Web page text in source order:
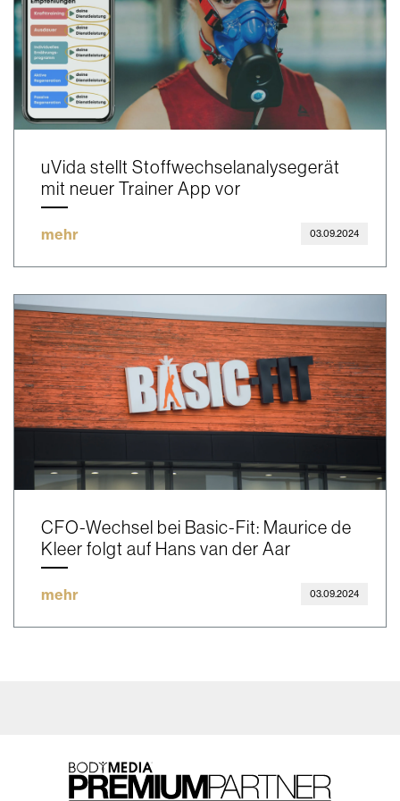
uVida stellt Stoffwechselanalysegerät
mit neuer Trainer App vor
mehr 03.09.2024
CFO-Wechsel bei Basic-Fit: Maurice de
Kleer folgt auf Hans van der Aar
mehr 03.09.2024